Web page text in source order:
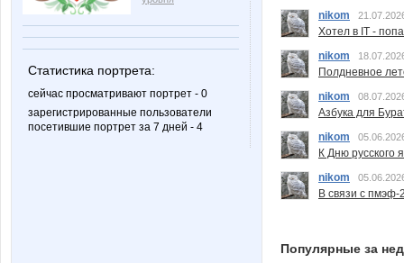
Статистика портрета:
сейчас просматривают портрет - 0
зарегистрированные пользователи
посетившие портрет за 7 дней - 4
nikom
Хотел в IT -
nikom
Полдневное
nikom
Азбука для
nikom
К Дню русского
nikom
В связи с пмэф-
Популярные за